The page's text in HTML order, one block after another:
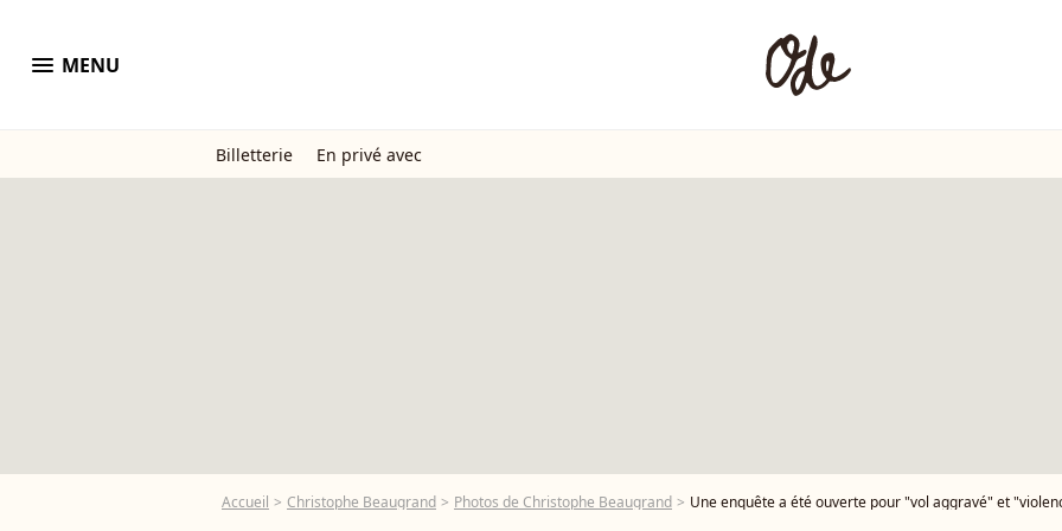
menu MENU
Billetterie En privé avec
Accueil Christophe Beaugrand Photos de Christophe Beaugrand Une enquête a été ouverte pour "vol aggravé" et "violences aggravées". Christophe Beaugrand et son mari Ghislain Beaugrand-Gerin dans les